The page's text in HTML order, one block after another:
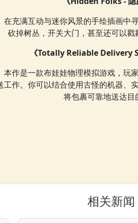
在充满互动与迷你风景的手绘插画中
砍掉树丛，开关大门，甚至还可以戳
《Totally Reliable Delivery
本作是一款布娃娃物理模拟游戏，玩
工作。你可以结合使用古怪的机器、
将包裹可靠地送达目
相关新闻